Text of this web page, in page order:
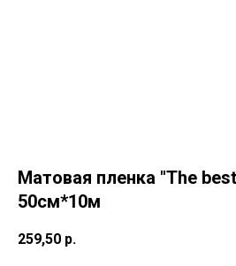
Матовая пленка "The
50см*10м
259,50 р.